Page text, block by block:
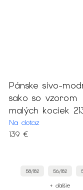
Pánske sivo-
sako so vzorom
malých kociek
Na dotaz
139 €
58/182 56/182
+ ďalšie